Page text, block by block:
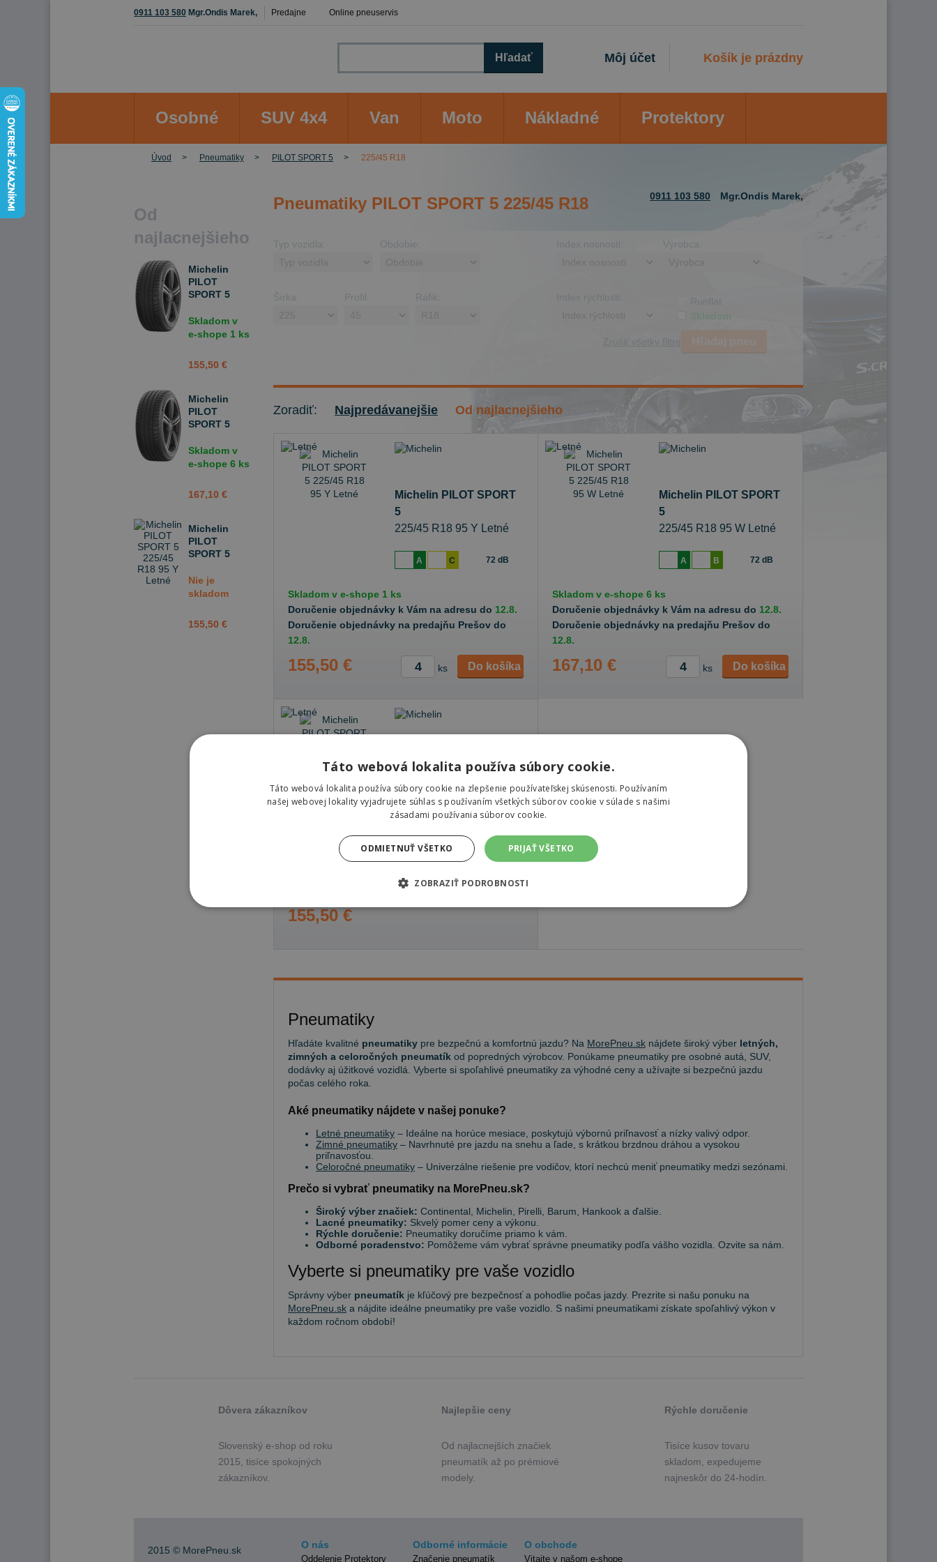
0911 103 580 Mgr.Ondis Marek, Predajne Online pneuservis
Košík je prázdny
Môj účet
Hľadať
Osobné SUV 4x4 Van Moto Nákladné Protektory
Úvod Pneumatiky PILOT SPORT 5 225/45 R18
Od
najlacnejšieho
Michelin
PILOT
SPORT 5
95 Y Letné
Skladom v
e-shope 1 ks
155,50 €
Michelin
PILOT
SPORT 5
95 W Letné
Skladom v
e-shope 6 ks
167,10 €
Michelin
PILOT
SPORT 5
95 Y Letné
Nie je
skladom
155,50 €
Pneumatiky PILOT SPORT 5 225/45 R18 0911 103 580 Mgr.Ondis Marek,
Typ vozidla: Obdobie: Výrobca:
Šírka: Profil: Ráfik:
Zoradiť: Najpredávanejšie Od najlacnejšieho
Michelin PILOT SPORT
5
225/45 R18 95 Y Letné
A C 72 dB
Skladom v e-shope 1 ks
Doručenie objednávky k Vám na adresu do 12.8.
Doručenie objednávky na predajňu Prešov do
12.8.
155,50 € ks Do košíka
Michelin PILOT SPORT
5
225/45 R18 95 W Letné
A B 72 dB
Skladom v e-shope 6 ks
Doručenie objednávky k Vám na adresu do 12.8.
Doručenie objednávky na predajňu Prešov do
12.8.
167,10 € ks Do košíka
Michelin PILOT SPORT
225/45 R18 95 Y Letné
155,50 €
Pneumatiky
Hľadáte kvalitné pneumatiky pre bezpečnú a komfortnú jazdu? Na MorePneu.sk nájdete široký výber letných,
zimných a celoročných pneumatík od popredných výrobcov. Ponúkame pneumatiky pre osobné autá, SUV,
dodávky aj úžitkové vozidlá. Vyberte si spoľahlivé pneumatiky za výhodné ceny a užívajte si bezpečnú jazdu
počas celého roka.
Aké pneumatiky nájdete v našej ponuke?
Letné pneumatiky – Ideálne na horúce mesiace, poskytujú výbornú priľnavosť a nízky valivý odpor.
Zimné pneumatiky – Navrhnuté pre jazdu na snehu a ľade, s krátkou brzdnou dráhou a vysokou
priľnavosťou.
Celoročné pneumatiky – Univerzálne riešenie pre vodičov, ktorí nechcú meniť pneumatiky medzi sezónami.
Prečo si vybrať pneumatiky na MorePneu.sk?
Široký výber značiek: Continental, Michelin, Pirelli, Barum, Hankook a ďalšie.
Lacné pneumatiky: Skvelý pomer ceny a výkonu.
Rýchle doručenie: Pneumatiky doručíme priamo k vám.
Odborné poradenstvo: Pomôžeme vám vybrať správne pneumatiky podľa vášho vozidla. Ozvite sa nám.
Vyberte si pneumatiky pre vaše vozidlo
Správny výber pneumatík je kľúčový pre bezpečnosť a pohodlie počas jazdy. Prezrite si našu ponuku na
MorePneu.sk a nájdite ideálne pneumatiky pre vaše vozidlo. S našimi pneumatikami získate spoľahlivý výkon v
každom ročnom období!
Dôvera zákazníkov
Slovenský e-shop od roku
2015, tisíce spokojných
zákazníkov.
Najlepšie ceny
Od najlacnejších značiek
pneumatík až po prémiové
modely.
Rýchle doručenie
Tisíce kusov tovaru
skladom, expedujeme
najneskôr do 24-hodín.
2015 © MorePneu.sk O nás
Oddelenie Protektory
Odborné informácie
Značenie pneumatík
O obchode
Vitajte v našom e-shope
Táto webová lokalita používa súbory cookie.
Táto webová lokalita používa súbory cookie na zlepšenie používateľskej skúsenosti. Používaním
našej webovej lokality vyjadrujete súhlas s používaním všetkých súborov cookie v súlade s našimi
zásadami používania súborov cookie.
PRIJAŤ VŠETKO
ODMIETNUŤ VŠETKO
ZOBRAZIŤ PODROBNOSTI